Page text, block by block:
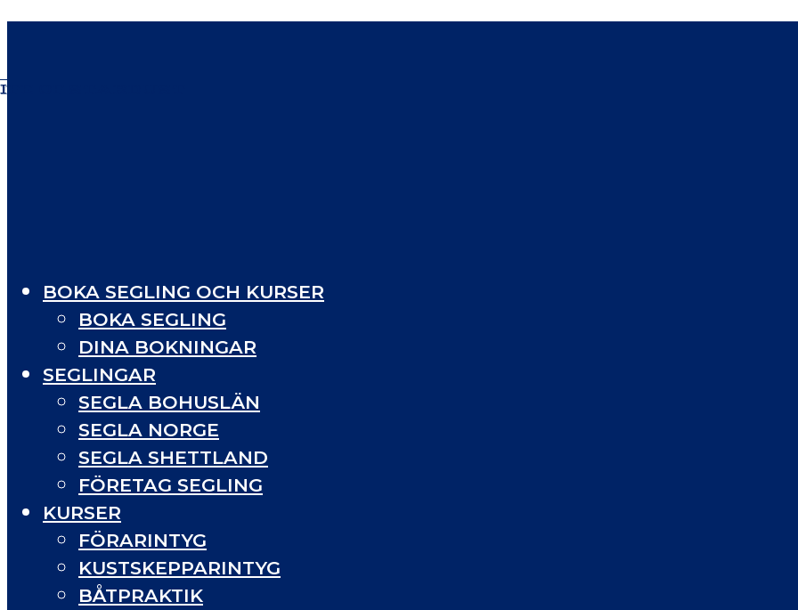
OF STARDUST
BOKA SEGLING OCH KURSER
BOKA SEGLING
DINA BOKNINGAR
SEGLINGAR
SEGLA BOHUSLÄN
SEGLA NORGE
SEGLA SHETTLAND
FÖRETAG SEGLING
KURSER
FÖRARINTYG
KUSTSKEPPARINTYG
BÅTPRAKTIK